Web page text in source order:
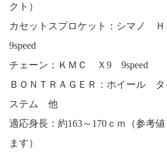
クト）
カセットスプロケット：シマノ
9speed
チェーン：ＫＭＣ Ｘ9 9speed
ＢＯＮＴＲＡＧＥＲ：ホイール
ステム 他
適応身長：約163～170ｃｍ（参考
ます）